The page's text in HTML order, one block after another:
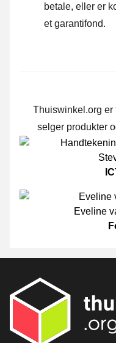
betale, eller er
et garantifond.
Thuiswinkel.org er
selger produkter
Eveline